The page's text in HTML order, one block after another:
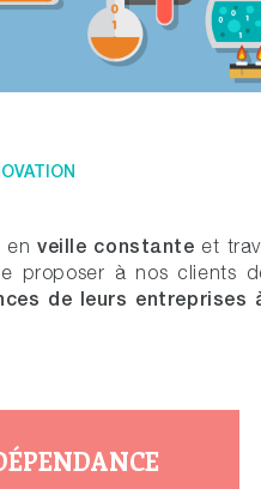
enveille constante et
proposer à nos clients
de leurs entreprises